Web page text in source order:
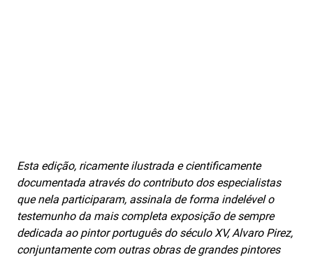
Esta edição, ricamente ilustrada e cientificamente
documentada através do contributo dos especialistas
que nela participaram, assinala de forma indelével o
testemunho da mais completa exposição de sempre
dedicada ao pintor português do século XV, Alvaro Pirez,
conjuntamente com outras obras de grandes pintores